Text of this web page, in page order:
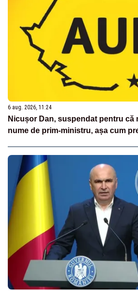
6 aug. 2026, 11:24
Nicușor Dan, suspendat pentru că
nume de prim-ministru, așa cum